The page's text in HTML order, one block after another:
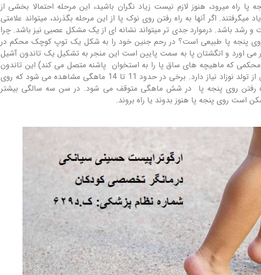
سالگی روی پنجه پا راه میرود، هنوز لازم نیست زیاد نگران باشید، این مرحله احتمالا بخشی از
میگرفتند. اگر آنها به راه رفتن روی نوک پا از این مرحله بگذرند، میتواند علامتی
رشد باشد. درموارد جدی تر میتواند نشانه ای از یک مشکل عصبی نیز باشد. چرا
روی پنجه پا طبیعی است؟ در رحم جنین خود را به شکل یک توپ کوچک محکم در
اورد و انگشتان پا به سمت پایین است این منجر به تشکیل یک تاندون آشیل
که ماهیچه های ساق پا را به استخوان پاشنه متصل می کند) این تاندون
به زمان کافی برای کشیده شدن پس از تولد نوزاد نیاز دارد. برخی در حدود 11 تا 14 ماهگی مشاهده می شود که روی
راه رفتن روی پنجه پا در شش ماهگی متوقف می شود. در سن سه سالگی بیشتر
است روی پنجه پا هنوز بدوند یا راه بروند.